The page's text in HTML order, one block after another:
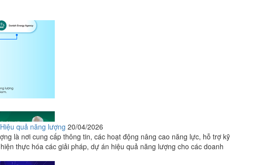
quả năng lượng 20/04/2026
là nơi cung cấp thông tin, các hoạt động nâng cao năng lực, hỗ trợ kỹ
thực hóa các giải pháp, dự án hiệu quả năng lượng cho các doanh